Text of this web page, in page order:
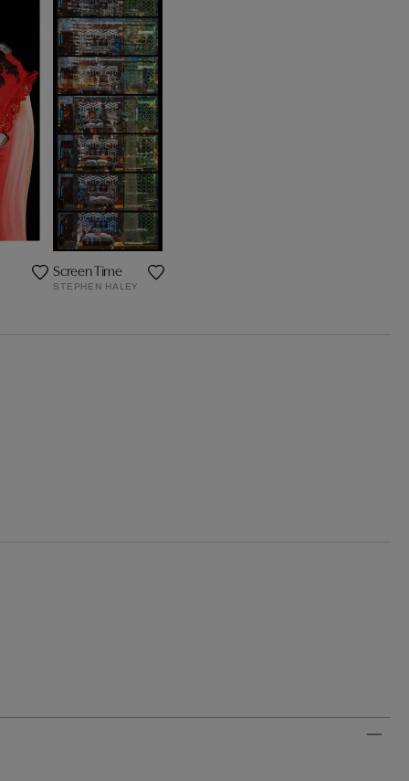
Screen Time
STEPHEN HALEY